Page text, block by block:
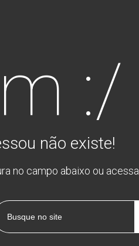
:/
não existe!
no campo abaixo ou